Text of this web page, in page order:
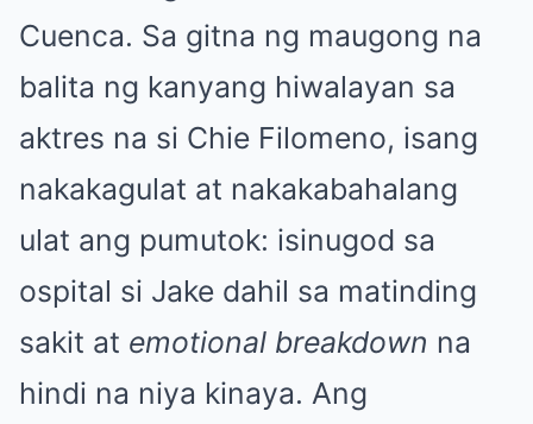
Cuenca. Sa gitna ng maugong na
balita ng kanyang hiwalayan sa
aktres na si Chie Filomeno, isang
nakakagulat at nakakabahalang
ulat ang pumutok: isinugod sa
ospital si Jake dahil sa matinding
sakit at emotional breakdown na
hindi na niya kinaya. Ang